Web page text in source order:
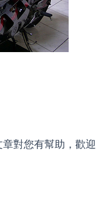
對您有幫助，歡